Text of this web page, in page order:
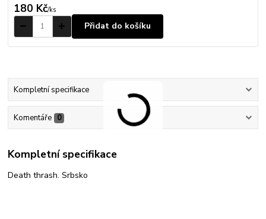
180 Kč/ks
Přidat do košíku
Kompletní specifikace
Komentáře 0
Kompletní specifikace
Death thrash. Srbsko